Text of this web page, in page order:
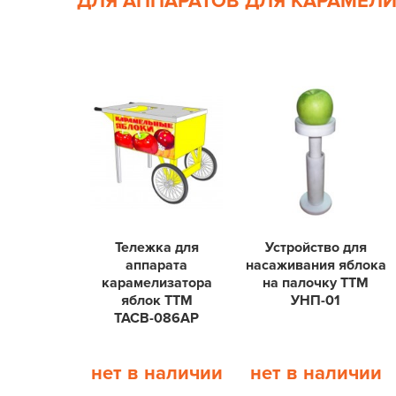
Тележка для
аппарата
карамелизатора
яблок ТТМ
ТАСВ-086АР
нет в наличии
Устройство для
насаживания яблока
на палочку ТТМ
УНП-01
нет в наличии